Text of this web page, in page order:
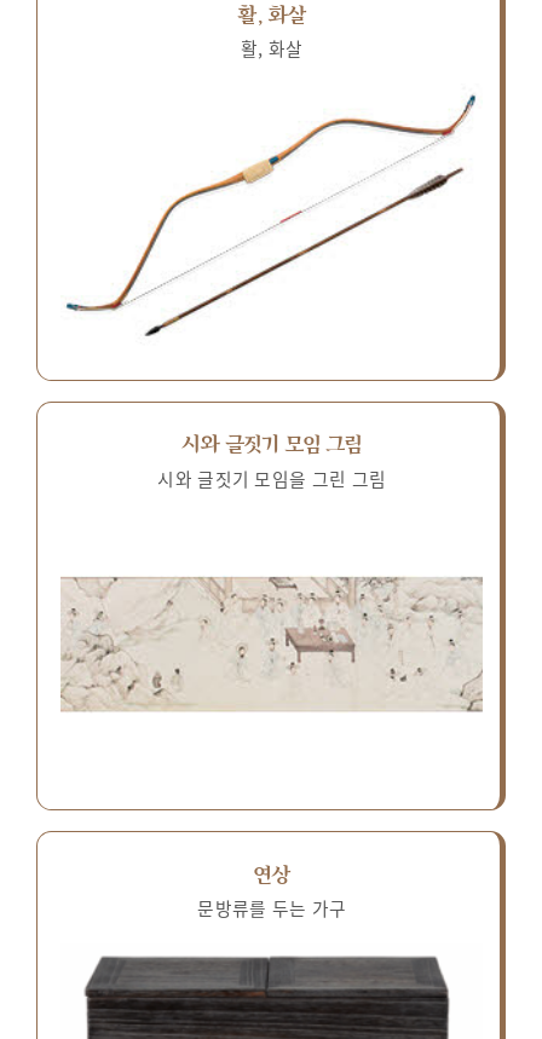
활, 화살
활, 화살
시와 글짓기 모임 그림
시와 글짓기 모임을 그린 그림
연상
문방류를 두는 가구